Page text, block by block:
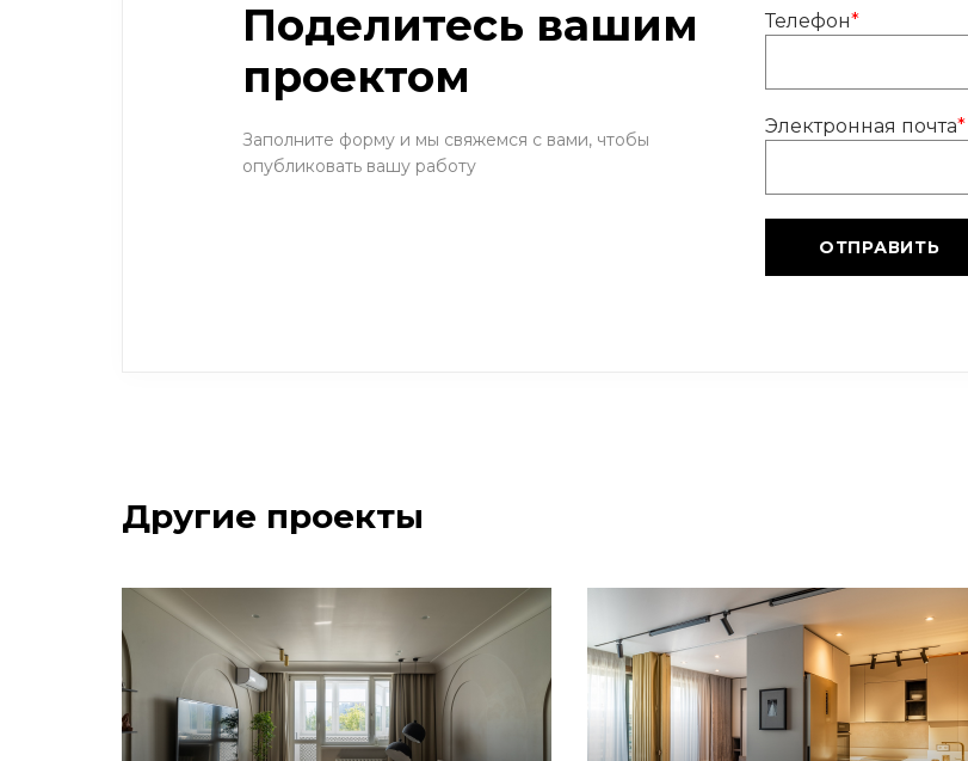
Поделитесь вашим
проектом
Заполните форму и мы свяжемся с вами, чтобы
опубликовать вашу работу
Телефон*
Электронная почта*
Другие проекты